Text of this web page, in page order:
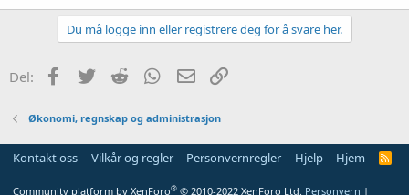
Du må logge inn eller registrere deg for å svare her.
Del: Facebook
Twitter Reddit WhatsApp
E-post
Økonomi, regnskap og administrasjon
Kontakt oss Vilkår og regler Personvernregler Hjelp Hjem
R
Community platform by XenForo® © 2010-2022 XenForo Ltd. Personvern |